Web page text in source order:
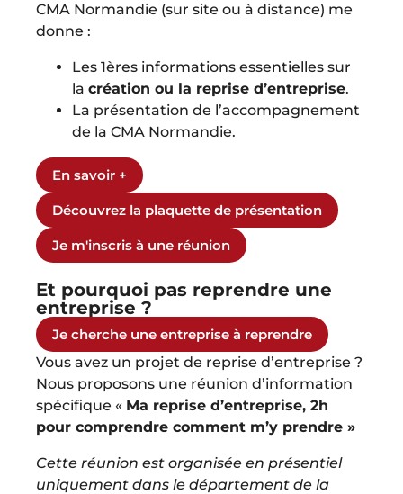
CMA Normandie (sur site ou à distance) me
donne :
Les 1ères informations essentielles sur
la création ou la reprise d’entreprise.
La présentation de l’accompagnement
de la CMA Normandie.
En savoir +
Découvrez la plaquette de présentation
Je m'inscris à une réunion
Et pourquoi pas reprendre une
entreprise ?
Je cherche une entreprise à reprendre
Vous avez un projet de reprise d’entreprise ?
Nous proposons une réunion d’information
spécifique « Ma reprise d’entreprise, 2h
pour comprendre comment m’y prendre »
Cette réunion est organisée en présentiel
uniquement dans le département de la